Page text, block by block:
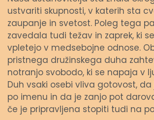
ustvariti skupnosti, v katerih sta
zaupanje in svetost. Poleg tega
zavedala tudi težav in zaprek, ki
vpletejo v medsebojne odnose.
pristnega družinskega duha
notranjo svobodo, ki se napaja v
Duh vsaki osebi vliva gotovost, da
po imenu in da je zanjo pot
če je pripravljena stopiti tudi na